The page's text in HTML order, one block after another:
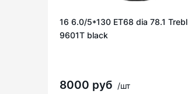
16 6.0/5*130 ET68 dia 78.1 Trebl
9601T black
8000 руб /шт